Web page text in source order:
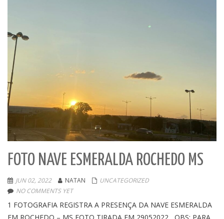
FOTO NAVE ESMERALDA ROCHEDO MS
JUN 02, 2022 NATAN
UNCATEGORIZED
NO COMMENTS YET
1 FOTOGRAFIA REGISTRA A PRESENÇA DA NAVE ESMERALDA